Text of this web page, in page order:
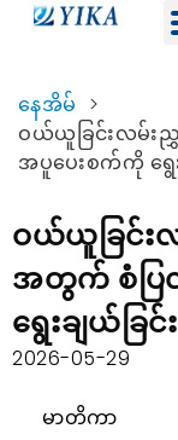
နေအိမ် >
ဝယ်ယူခြင်းလမ်းညွှ
အပူပေးစက်ကို ရွေး
ဝယ်ယူခြင်းလ
အတွက် စံပြ
ရွေးချယ်ခြင်
2026-05-29
မာတိကာ